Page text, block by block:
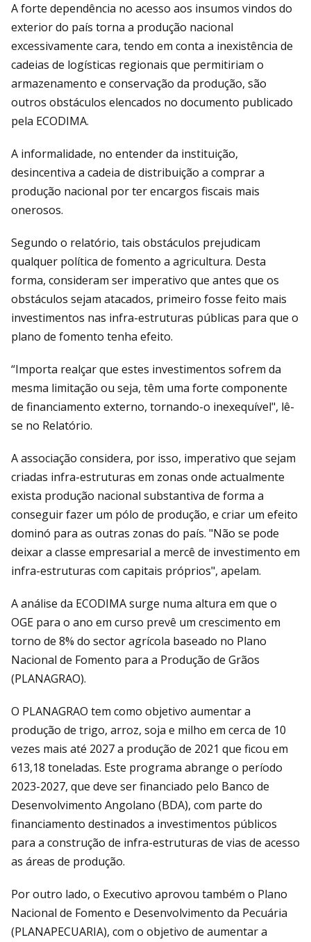
A forte dependência no acesso aos insumos vindos do
exterior do país torna a produção nacional
excessivamente cara, tendo em conta a inexistência de
cadeias de logísticas regionais que permitiriam o
armazenamento e conservação da produção, são
outros obstáculos elencados no documento publicado
pela ECODIMA.
A informalidade, no entender da instituição,
desincentiva a cadeia de distribuição a comprar a
produção nacional por ter encargos fiscais mais
onerosos.
Segundo o relatório, tais obstáculos prejudicam
qualquer política de fomento a agricultura. Desta
forma, consideram ser imperativo que antes que os
obstáculos sejam atacados, primeiro fosse feito mais
investimentos nas infra-estruturas públicas para que o
plano de fomento tenha efeito.
“Importa realçar que estes investimentos sofrem da
mesma limitação ou seja, têm uma forte componente
de financiamento externo, tornando-o inexequível", lê-
se no Relatório.
A associação considera, por isso, imperativo que sejam
criadas infra-estruturas em zonas onde actualmente
exista produção nacional substantiva de forma a
conseguir fazer um pólo de produção, e criar um efeito
dominó para as outras zonas do país. "Não se pode
deixar a classe empresarial a mercê de investimento em
infra-estruturas com capitais próprios", apelam.
A análise da ECODIMA surge numa altura em que o
OGE para o ano em curso prevê um crescimento em
torno de 8% do sector agrícola baseado no Plano
Nacional de Fomento para a Produção de Grãos
(PLANAGRAO).
O PLANAGRAO tem como objetivo aumentar a
produção de trigo, arroz, soja e milho em cerca de 10
vezes mais até 2027 a produção de 2021 que ficou em
613,18 toneladas. Este programa abrange o período
2023-2027, que deve ser financiado pelo Banco de
Desenvolvimento Angolano (BDA), com parte do
financiamento destinados a investimentos públicos
para a construção de infra-estruturas de vias de acesso
as áreas de produção.
Por outro lado, o Executivo aprovou também o Plano
Nacional de Fomento e Desenvolvimento da Pecuária
(PLANAPECUARIA), com o objetivo de aumentar a